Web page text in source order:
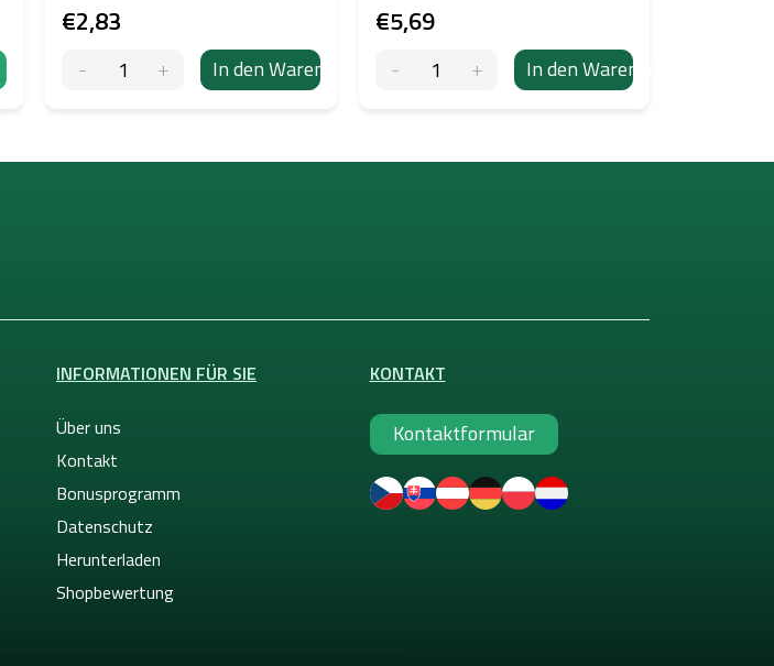
€2,83
In den Warenkorb
€5,69
In den Warenkorb
INFORMATIONEN FÜR SIE
Über uns
Kontakt
Bonusprogramm
Datenschutz
Herunterladen
Shopbewertung
KONTAKT
Kontaktformular